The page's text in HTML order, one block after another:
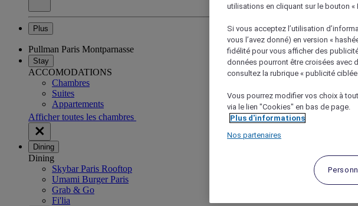
Plus
Pullman Paris Montparnasse
Stay
ACCOMODATIONS
Chambres
Suites
Appartements
Afficher toutes les chambres
Dining
Dining
Skybar Paris Rooftop
Umami Burger Paris
Grab & Go
Fi'lia
utilisations en cliquant sur le bouton «
Si vous acceptez l’utilisation
vous l’avez donné) en version «
fidélité pour vous afficher des
données pourront être croisées avec
consultez la rubrique « publicité
Vous pourrez modifier vos choix à
via le lien "Cookies" en bas de page.
Plus d'informations
Nos partenaires